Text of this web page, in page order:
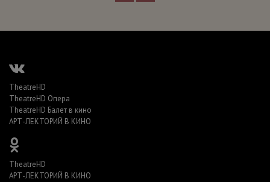
TheatreHD
TheatreHD Опера
TheatreHD Балет в кино
АРТ-ЛЕКТОРИЙ В КИНО
TheatreHD
АРТ-ЛЕКТОРИЙ В КИНО